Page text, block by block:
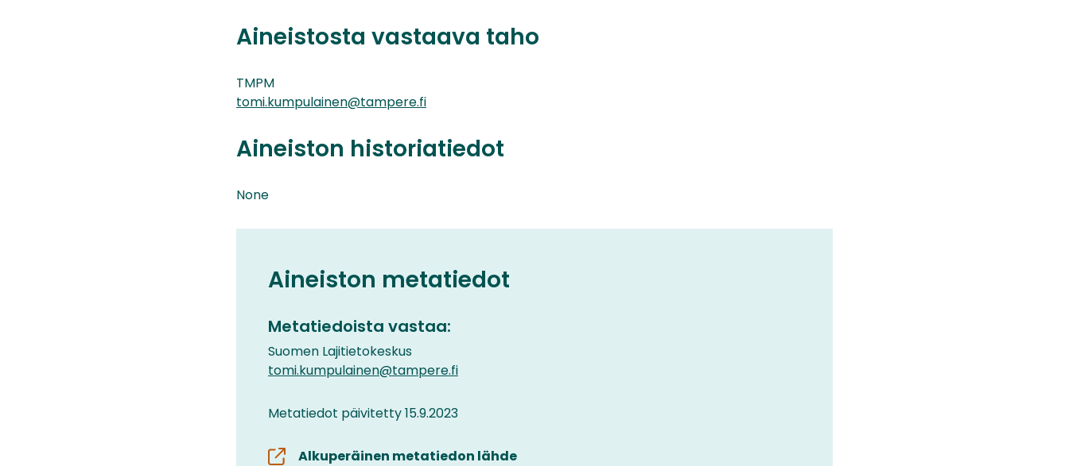
Aineistosta vastaava taho
TMPM
tomi.kumpulainen@tampere.fi
Aineiston historiatiedot
None
Aineiston metatiedot
Metatiedoista vastaa:
Suomen Lajitietokeskus
tomi.kumpulainen@tampere.fi
Metatiedot päivitetty 15.9.2023
Alkuperäinen metatiedon lähde